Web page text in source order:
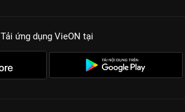
Tải ứng dụng VieON tại